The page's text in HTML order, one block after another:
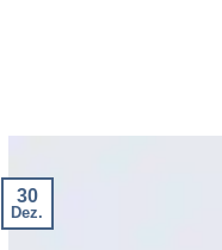
30
Dez.